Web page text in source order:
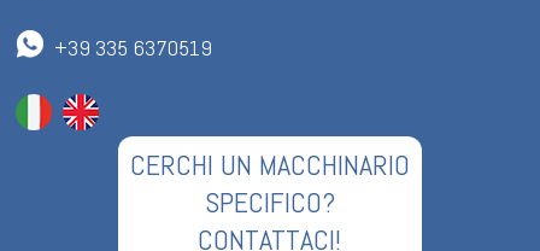
+39 335 6370519
CERCHI UN MACCHINARIO
SPECIFICO?
CONTATTACI!